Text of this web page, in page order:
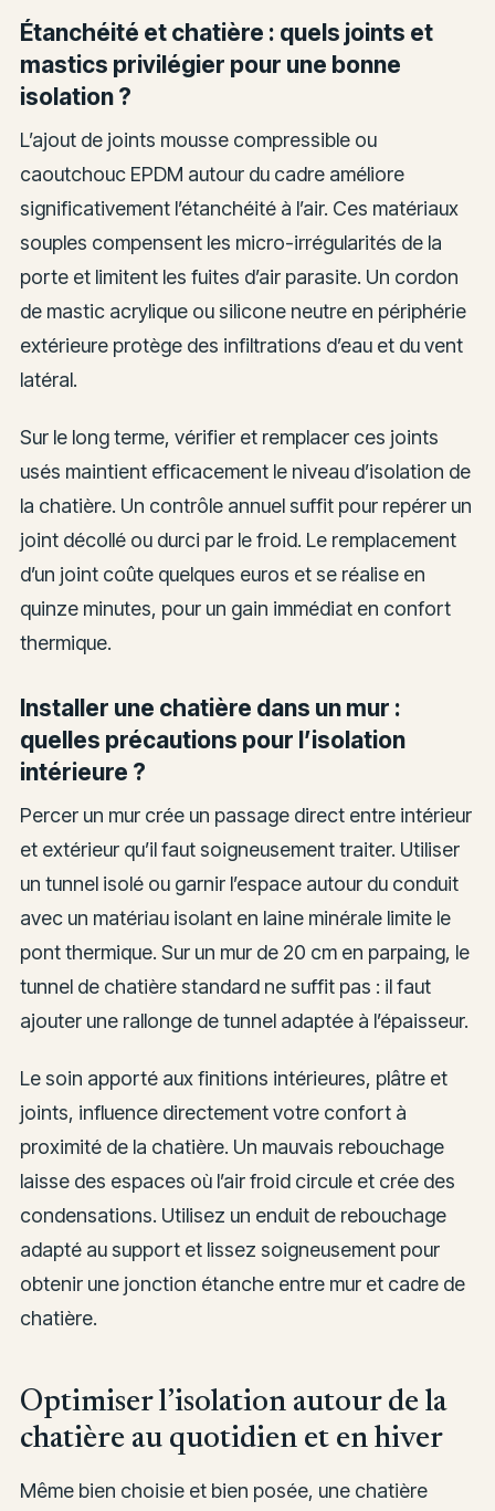
Étanchéité et chatière : quels joints et
mastics privilégier pour une bonne
isolation ?
L’ajout de joints mousse compressible ou
caoutchouc EPDM autour du cadre améliore
significativement l’étanchéité à l’air. Ces matériaux
souples compensent les micro-irrégularités de la
porte et limitent les fuites d’air parasite. Un cordon
de mastic acrylique ou silicone neutre en périphérie
extérieure protège des infiltrations d’eau et du vent
latéral.
Sur le long terme, vérifier et remplacer ces joints
usés maintient efficacement le niveau d’isolation de
la chatière. Un contrôle annuel suffit pour repérer un
joint décollé ou durci par le froid. Le remplacement
d’un joint coûte quelques euros et se réalise en
quinze minutes, pour un gain immédiat en confort
thermique.
Installer une chatière dans un mur :
quelles précautions pour l’isolation
intérieure ?
Percer un mur crée un passage direct entre intérieur
et extérieur qu’il faut soigneusement traiter. Utiliser
un tunnel isolé ou garnir l’espace autour du conduit
avec un matériau isolant en laine minérale limite le
pont thermique. Sur un mur de 20 cm en parpaing, le
tunnel de chatière standard ne suffit pas : il faut
ajouter une rallonge de tunnel adaptée à l’épaisseur.
Le soin apporté aux finitions intérieures, plâtre et
joints, influence directement votre confort à
proximité de la chatière. Un mauvais rebouchage
laisse des espaces où l’air froid circule et crée des
condensations. Utilisez un enduit de rebouchage
adapté au support et lissez soigneusement pour
obtenir une jonction étanche entre mur et cadre de
chatière.
Optimiser l’isolation autour de la
chatière au quotidien et en hiver
Même bien choisie et bien posée, une chatière